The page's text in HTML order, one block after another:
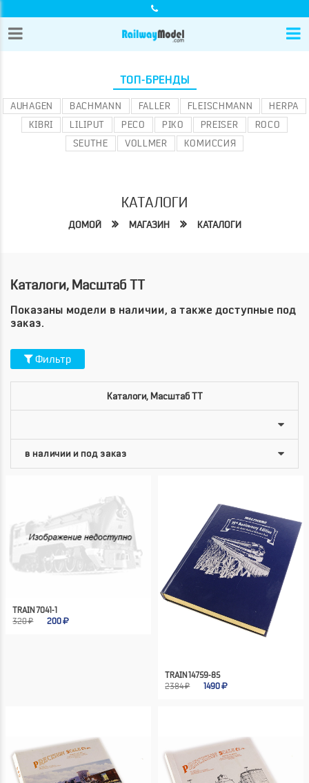
ТОП-БРЕНДЫ
AUHAGEN BACHMANN FALLER FLEISCHMANN
HERPA
KIBRI
LILIPUT PECO PIKO PREISER
ROCO
SEUTHE
VOLLMER КОМИССИЯ
КАТАЛОГИ
ДОМОЙ МАГАЗИН КАТАЛОГИ
Каталоги, Масштаб TT
Показаны модели в наличии, а также доступные под
заказ.
Фильтр
Каталоги, Масштаб TT
TRAIN 7041-1
320 ₽
200
TRAIN 14759-85
2384 ₽
1490